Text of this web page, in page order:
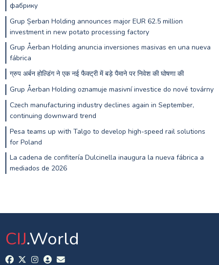
фабрику
Grup Șerban Holding announces major EUR 62.5 million
investment in new potato processing factory
Grup Åerban Holding anuncia inversiones masivas en una nueva
fábrica
ग्रुप अर्बन होल्डिंग ने एक नई फैक्ट्री में बड़े पैमाने पर निवेश की घोषणा की
Grup Åerban Holding oznamuje masivní investice do nové továrny
Czech manufacturing industry declines again in September,
continuing downward trend
Pesa teams up with Talgo to develop high-speed rail solutions
for Poland
La cadena de confitería Dulcinella inaugura la nueva fábrica a
mediados de 2026
CIJ.World